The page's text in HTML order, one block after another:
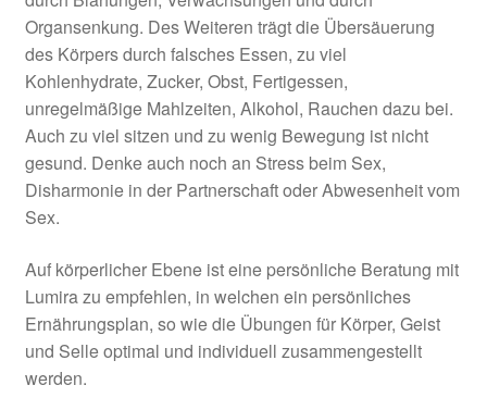
Organsenkung. Des Weiteren trägt die Übersäuerung
des Körpers durch falsches Essen, zu viel
Kohlenhydrate, Zucker, Obst, Fertigessen,
unregelmäßige Mahlzeiten, Alkohol, Rauchen dazu bei.
Auch zu viel sitzen und zu wenig Bewegung ist nicht
gesund. Denke auch noch an Stress beim Sex,
Disharmonie in der Partnerschaft oder Abwesenheit vom
Sex.
Auf körperlicher Ebene ist eine persönliche Beratung mit
Lumira zu empfehlen, in welchen ein persönliches
Ernährungsplan, so wie die Übungen für Körper, Geist
und Selle optimal und individuell zusammengestellt
werden.